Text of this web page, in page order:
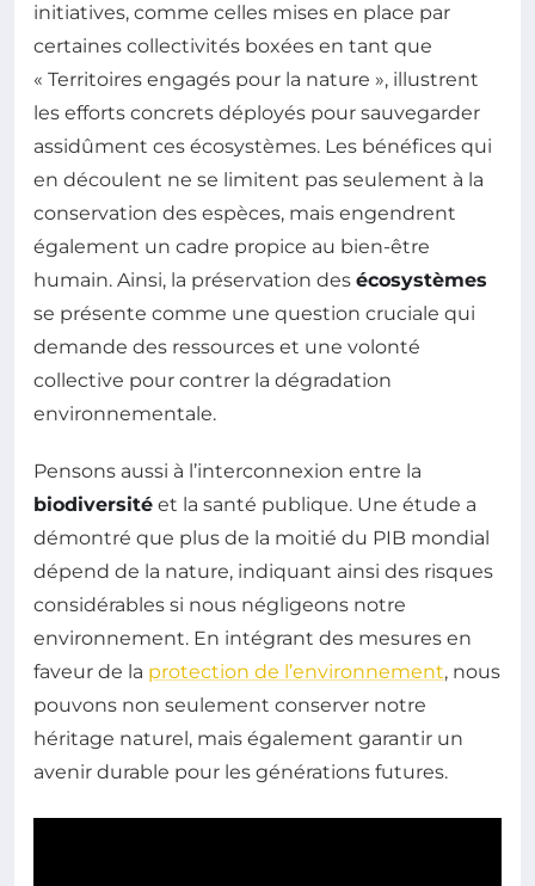
initiatives, comme celles mises en place par
certaines collectivités boxées en tant que
« Territoires engagés pour la nature », illustrent
les efforts concrets déployés pour sauvegarder
assidûment ces écosystèmes. Les bénéfices qui
en découlent ne se limitent pas seulement à la
conservation des espèces, mais engendrent
également un cadre propice au bien-être
humain. Ainsi, la préservation des écosystèmes
se présente comme une question cruciale qui
demande des ressources et une volonté
collective pour contrer la dégradation
environnementale.
Pensons aussi à l’interconnexion entre la
biodiversité et la santé publique. Une étude a
démontré que plus de la moitié du PIB mondial
dépend de la nature, indiquant ainsi des risques
considérables si nous négligeons notre
environnement. En intégrant des mesures en
faveur de la protection de l’environnement, nous
pouvons non seulement conserver notre
héritage naturel, mais également garantir un
avenir durable pour les générations futures.